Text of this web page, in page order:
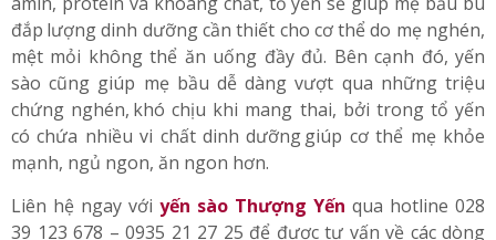
Một khi mẹ có một sức khỏe tốt thì thai nhi chắc chắn
cũng phát triển khỏe mạnh. Với thành phần nhiều axit
amin, protein và khoáng chất, tổ yến sẽ giúp mẹ bầu bù
đắp lượng dinh dưỡng cần thiết cho cơ thể do mẹ nghén,
mệt mỏi không thể ăn uống đầy đủ. Bên cạnh đó, yến
sào cũng giúp mẹ bầu dễ dàng vượt qua những triệu
chứng nghén,;khó chịu khi mang thai, bởi trong tổ yến
có chứa nhiều vi chất dinh dưỡng;giúp cơ thể mẹ khỏe
mạnh, ngủ ngon, ăn ngon hơn.